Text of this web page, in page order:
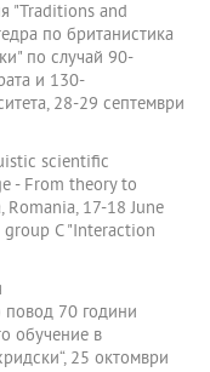
"Traditions and
по британистика
по случай 90-
и 130-
28-29 септември
scientific
- From theory to
17-18 June
C "Interaction
70 години
обучение в
25 октомври